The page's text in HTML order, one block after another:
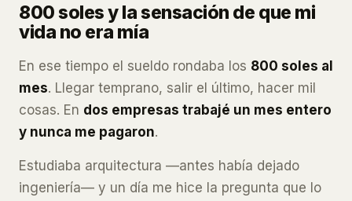
800 soles y la sensación de que mi
vida no era mía
En ese tiempo el sueldo rondaba los 800 soles al
mes. Llegar temprano, salir el último, hacer mil
cosas. En dos empresas trabajé un mes entero
y nunca me pagaron.
Estudiaba arquitectura —antes había dejado
ingeniería— y un día me hice la pregunta que lo